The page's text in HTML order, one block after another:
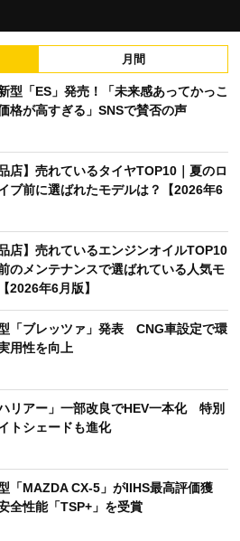
月間
型「ES」発売！「未来感あってかっこ
格が高すぎる」SNSで賛否の声
店】売れているタイヤTOP10｜夏のロ
ブ前に選ばれたモデルは？【2026年6
品店】売れているエンジンオイルTOP10
のメンテナンスで選ばれている人気モ
2026年6月版】
「ブレッツァ」発表 CNG車設定で環
用性を向上
リアー」一部改良でHEV一本化 特別
トシェードも進化
「MAZDA CX-5」がIIHS最高評価獲
性能「TSP+」を受賞